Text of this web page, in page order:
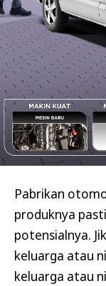
Pabrikan
produknya
potensialnya.
keluarga atau
keluarga atau